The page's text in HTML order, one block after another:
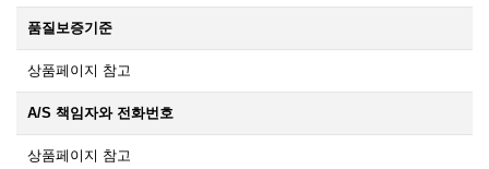
품질보증기준
상품페이지 참고
A/S 책임자와 전화번호
상품페이지 참고